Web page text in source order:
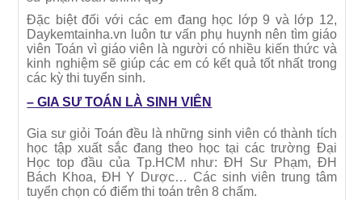
Đặc biệt đối với các em đang học lớp 9 và lớp 12,
Daykemtainha.vn luôn tư vấn phụ huynh nên tìm giáo
viên Toán vì giáo viên là người có nhiều kiến thức và
kinh nghiệm sẽ giúp các em có kết quả tốt nhất trong
các kỳ thi tuyển sinh.
– GIA SƯ TOÁN LÀ SINH VIÊN
Gia sư giỏi Toán đều là những sinh viên có thành tích
học tập xuất sắc đang theo học tại các trường Đại
Học top đầu của Tp.HCM như: ĐH Sư Phạm, ĐH
Bách Khoa, ĐH Y Dược… Các sinh viên trung tâm
tuyển chọn có điểm thi toán trên 8 chấm.